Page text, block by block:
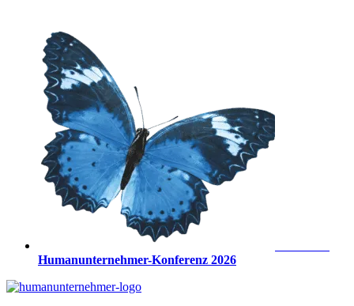
springen
Humanunternehmer-Konferenz 2026